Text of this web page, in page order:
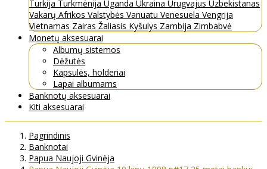
Turkija Turkmėnija Uganda Ukraina Urugvajus Uzbekistanas
Vakarų Afrikos Valstybės Vanuatu Venesuela Vengrija
Vietnamas Zairas Žaliasis Kyšulys Zambija Zimbabvė
Monetų aksesuarai
Albumų sistemos
Dėžutės
Kapsulės, holderiai
Lapai albumams
Banknotų aksesuarai
Kiti aksesuarai
Pagrindinis
Banknotai
Papua Naujoji Gvinėja